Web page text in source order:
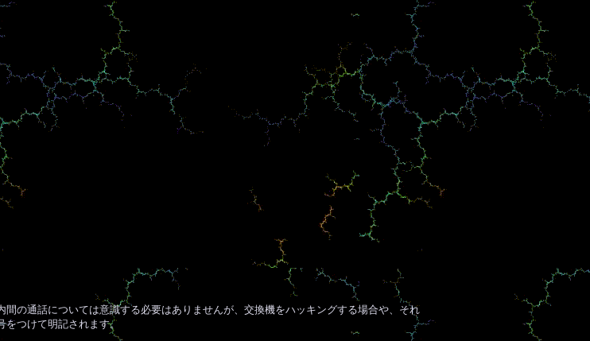
の通話については意識する必要はありませんが、交換機をハッキングする場合や、それ
つけて明記されます。